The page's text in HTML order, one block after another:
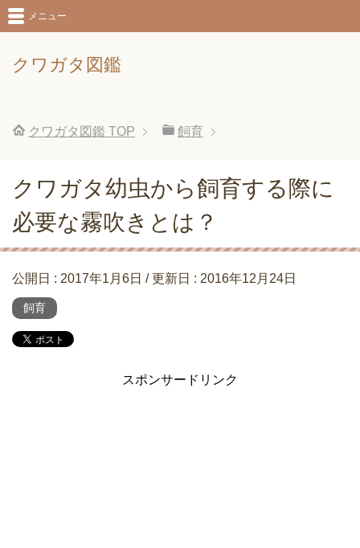
クワガタ図鑑
メニュー
クワガタ図鑑 TOP 飼育
クワガタ幼虫から飼育する際に
必要な霧吹きとは？
公開日 : 2017年1月6日 / 更新日 : 2016年12月24日
飼育
スポンサードリンク